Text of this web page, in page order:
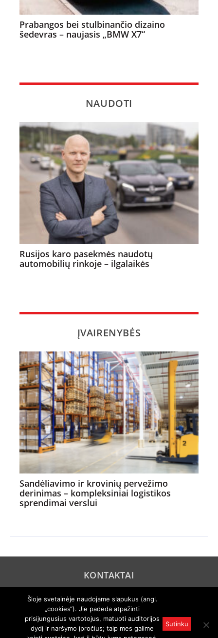
Prabangos bei stulbinančio dizaino
šedevras – naujasis „BMW X7“
NAUDOTI
Rusijos karo pasekmės naudotų
automobilių rinkoje – ilgalaikės
ĮVAIRENYBĖS
Sandėliavimo ir krovinių pervežimo
derinimas – kompleksiniai logistikos
sprendimai verslui
KONTAKTAI
PRIVATUMO POLITIKA
© 2005 "Axel Springer AG". Visos teisės išsaugomos. Rengiama
Šioje svetainėje naudojame slapukus (angl.
„cookies“). Jie padeda atpažinti
prisijungusius vartotojus, matuoti auditorijos
dydį ir naršymo įpročius; taip mes galime
Sutinku